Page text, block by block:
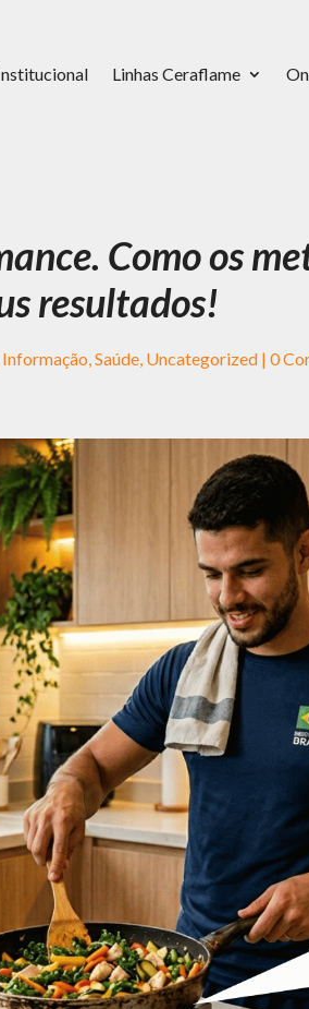
Linhas Ceraflame
Como os
resultados!
Informação Saúde Uncategorized | 0